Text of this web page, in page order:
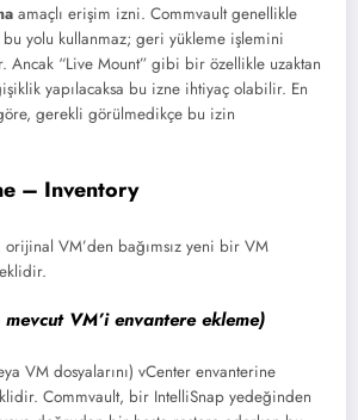
amaçlı erişim izni. Commvault genellikle
yolu kullanmaz; geri yükleme işlemini
Ancak “Live Mount” gibi bir özellikle uzaktan
yapılacaksa bu izne ihtiyaç olabilir. En
gerekli görülmedikçe bu izin
– Inventory
VM’den bağımsız yeni bir VM
VM’i envantere ekleme)
VM dosyalarını) vCenter envanterine
Commvault, bir IntelliSnap yedeğinden